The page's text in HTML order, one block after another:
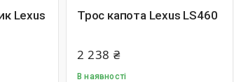
Lexus
Трос капота Lexus LS460
2 238 ₴
В наявності